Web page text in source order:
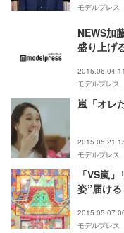
モデルプレス
NEWS加
盛り上げ
2015.06.04
モデルプレス
嵐「オレ
2015.05.21
モデルプレス
「VS嵐
姿”届け
2015.05.07
モデルプレス